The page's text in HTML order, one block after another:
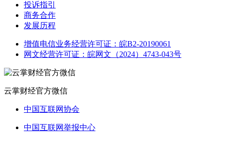
投诉指引
商务合作
发展历程
增值电信业务经营许可证：皖B2-20190061
网文经营许可证：皖网文（2024）4743-043号
云掌财经官方微信
中国互联网协会
中国互联网举报中心